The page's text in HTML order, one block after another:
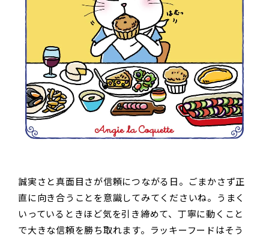
誠実さと真面目さが信頼につながる日。ごまかさず正
直に向き合うことを意識してみてくださいね。うまく
いっているときほど気を引き締めて、丁寧に動くこと
で大きな信頼を勝ち取れます。ラッキーフードはそう